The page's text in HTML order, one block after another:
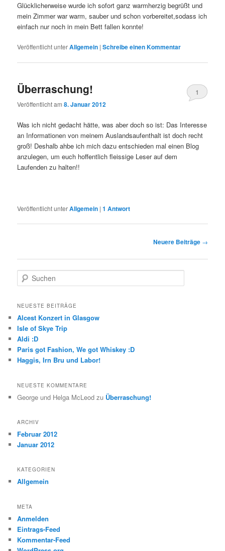
Glücklicherweise wurde ich sofort ganz warmherzig begrüßt und
mein Zimmer war warm, sauber und schon vorbereitet,sodass ich
einfach nur noch in mein Bett fallen konnte!
Veröffentlicht unterAllgemein |Schreibe einen Kommentar
Überraschung!
Veröffentlicht am8. Januar 2012
1
Was ich nicht gedacht hätte, was aber doch so ist: Das Interesse
an Informationen von meinem Auslandsaufenthalt ist doch recht
groß! Deshalb ahbe ich mich dazu entschieden mal einen Blog
anzulegen, um euch hoffentlich fleissige Leser auf dem
Laufenden zu halten!!
Veröffentlicht unterAllgemein |1 Antwort
Neuere Beiträge →
u
h
n
NEUESTE BEITRÄGE
Alcest Konzert in Glasgow
Isle of Skye Trip
Aldi :D
Paris got Fashion, We got Whiskey :D
Haggis, Irn Bru und Labor!
NEUESTE KOMMENTARE
George und Helga McLeod zu Überraschung!
ARCHIV
Februar 2012
Januar 2012
KATEGORIEN
Allgemein
META
Anmelden
Eintrags-Feed
Kommentar-Feed